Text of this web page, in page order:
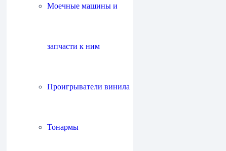
Моечные машины и
запчасти к ним
Проигрыватели винила
Тонармы